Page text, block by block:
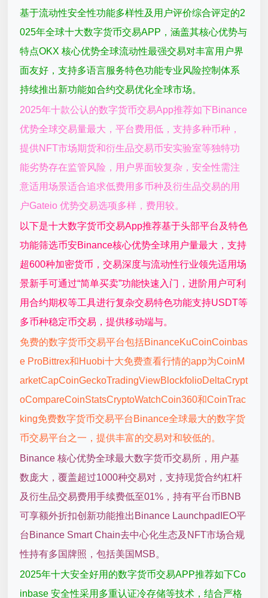
基于流动性安全性功能多样性及用户评价综合评定的2
025年全球十大数字货币交易APP，涵盖其核心优势与
特点OKX 核心优势全球流动性最强交易对丰富用户界
面友好，支持多语言服务特色功能专业风险控制体系
持续推出新功能如合约交易优化全球市场。
2025年十款公认的数字货币交易App推荐如下Binance
优势全球交易量最大，平台费用低，支持多种币种，
提供NFT市场期货和衍生品交易币安实验室等独特功
能劣势存在监管风险，用户界面较复杂，安全性需注
意适用场景适合追求低费用多币种及衍生品交易的用
户Gateio 优势交易选项多样，费用较。
以下是十大数字货币交易App推荐基于头部平台及特色
功能筛选币安Binance核心优势全球用户量最大，支持
超600种加密货币，交易深度与流动性行业领先适用场
景新手可通过“简单买卖”功能快速入门，进阶用户可利
用合约期权等工具进行复杂交易特色功能支持USDT等
多币种稳定币交易，提供移动端与。
免费的数字货币交易平台包括BinanceKuCoinCoinbas
e ProBittrex和Huobi十大免费查看行情的app为CoinM
arketCapCoinGeckoTradingViewBlockfolioDeltaCrypt
oCompareCoinStatsCryptoWatchCoin360和CoinTrac
king免费数字货币交易平台Binance全球最大的数字货
币交易平台之一，提供丰富的交易对和较低的。
Binance 核心优势全球最大数字货币交易所，用户基
数庞大，覆盖超过1000种交易对，支持现货合约杠杆
及衍生品交易费用手续费低至01%，持有平台币BNB
可享额外折扣创新功能推出Binance LaunchpadIEO平
台Binance Smart Chain去中心化生态及NFT市场合规
性持有多国牌照，包括美国MSB。
2025年十大安全好用的数字货币交易APP推荐如下Co
inbase 安全性采用多重认证冷存储等技术，结合严格